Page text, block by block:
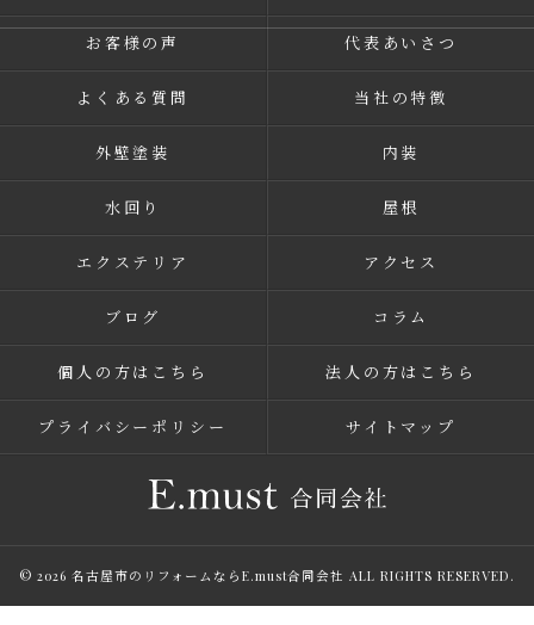
お客様の声 代表あいさつ
よくある質問 当社の特徴
外壁塗装 内装
水回り 屋根
エクステリア アクセス
ブログ コラム
個人の方はこちら 法人の方はこちら
プライバシーポリシー サイトマップ
© 2026 名古屋市のリフォームならE.must合同会社 ALL RIGHTS RESERVED.